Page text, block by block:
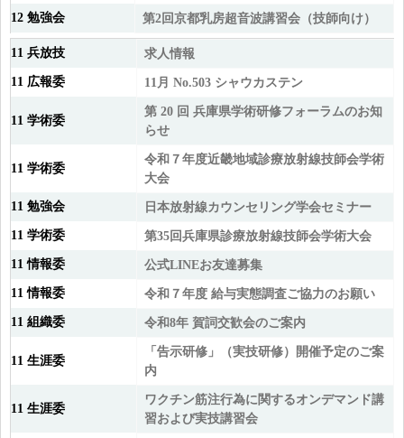
12 勉強会 第2回京都乳房超音波講習会（技師向け）
11 兵放技 求人情報
11 広報委 11月 No.503 シャウカステン
11 学術委
第 20 回 兵庫県学術研修フォーラムのお知
らせ
11 学術委
令和７年度近畿地域診療放射線技師会学術
大会
11 勉強会 日本放射線カウンセリング学会セミナー
11 学術委 第35回兵庫県診療放射線技師会学術大会
11 情報委 公式LINEお友達募集
11 情報委 令和７年度 給与実態調査ご協力のお願い
11 組織委 令和8年 賀詞交歓会のご案内
11 生涯委
「告示研修」（実技研修）開催予定のご案
内
11 生涯委
ワクチン筋注行為に関するオンデマンド講
習および実技講習会